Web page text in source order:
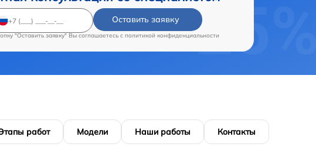
Оставить заявку
"Оставить заявку" Вы соглашаетесь c политикой конфиденциальности
работ Модели Наши работы Контакты